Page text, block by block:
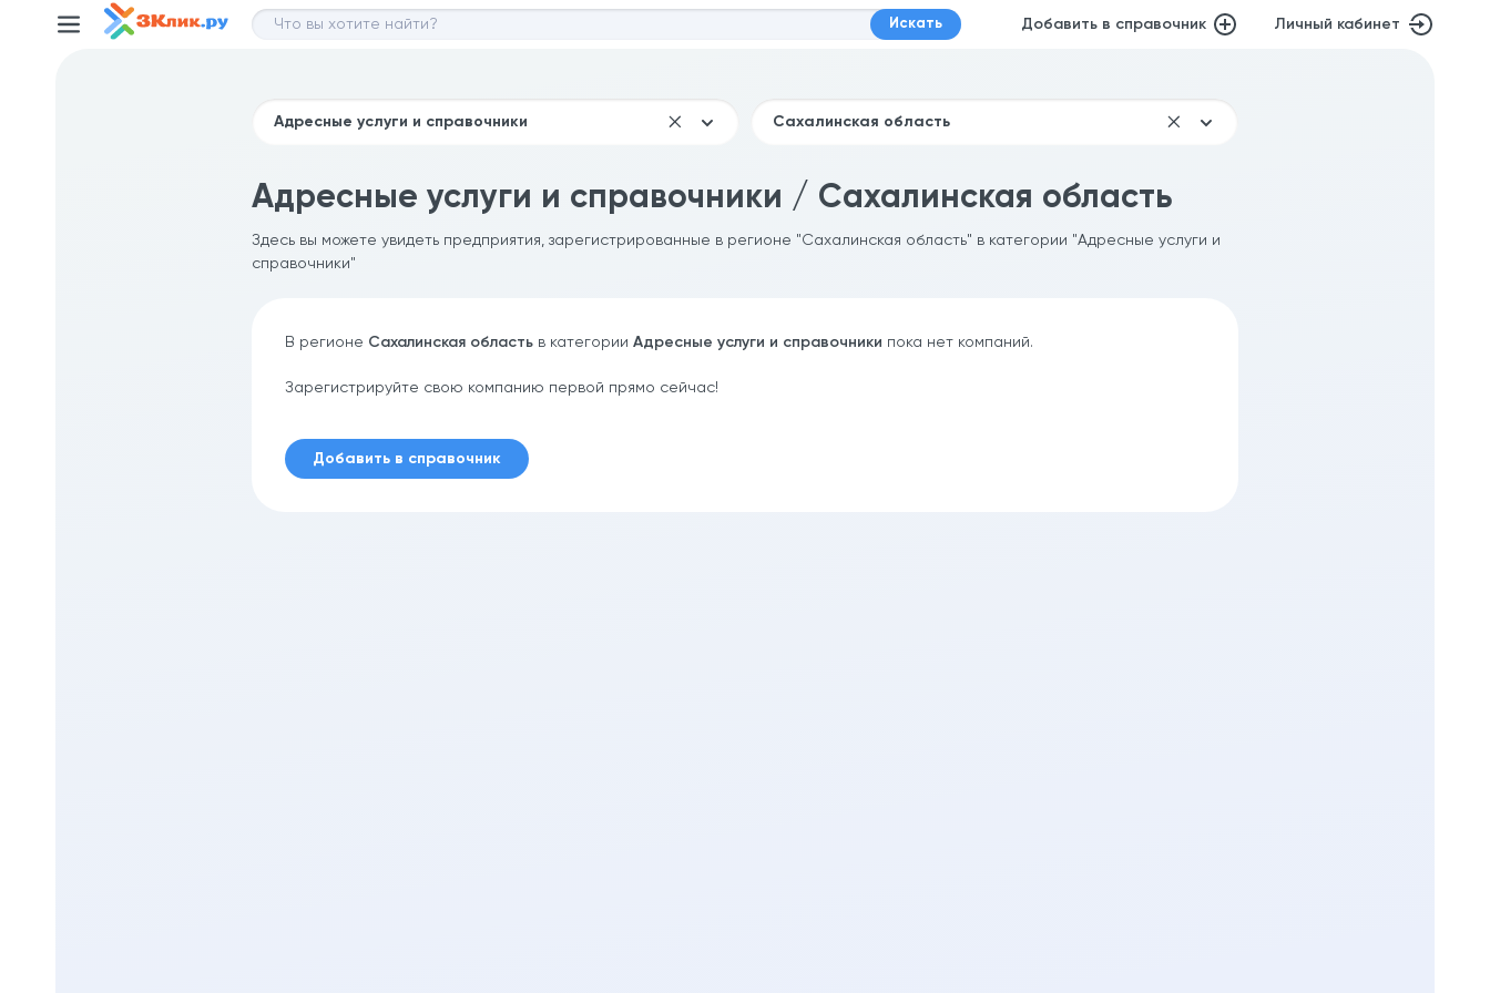
Искать Добавить в справочник Личный кабинет
Адресные услуги и справочники / Сахалинская область
Здесь вы можете увидеть предприятия, зарегистрированные в регионе "Сахалинская область" в категории "Адресные услуги и
справочники"
В регионе Сахалинская область в категории Адресные услуги и справочники пока нет компаний.
Зарегистрируйте свою компанию первой прямо сейчас!
Добавить в справочник